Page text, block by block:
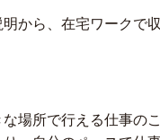
から、在宅ワークで
場所で行える仕事の